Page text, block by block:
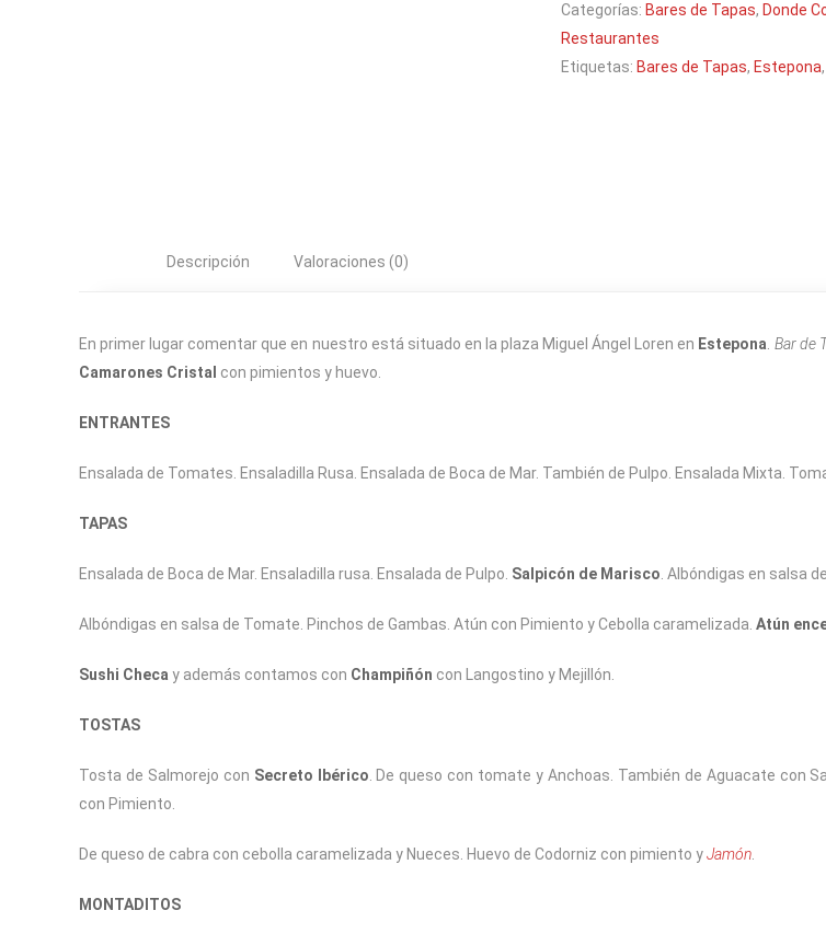
Categorías: Bares de Tapas, Donde
Restaurantes
Etiquetas: Bares de Tapas, Estepona,
Descripción Valoraciones (0)
En primer lugar comentar que en nuestro está situado en la plaza Miguel Ángel Loren en Estepona Bar de
Camarones Cristal con pimientos y huevo.
ENTRANTES
Ensalada de Tomates. Ensaladilla Rusa. Ensalada de Boca de Mar. También de Pulpo. Ensalada Mixta.
TAPAS
Ensalada de Boca de Mar. Ensaladilla rusa. Ensalada de Pulpo. Salpicón de Marisco . Albóndigas en salsa
Albóndigas en salsa de Tomate. Pinchos de Gambas. Atún con Pimiento y Cebolla caramelizada. Atún
Sushi Checa y además contamos con Champiñón con Langostino y Mejillón.
TOSTAS
Tosta de Salmorejo con Secreto Ibérico . De queso con tomate y Anchoas. También de Aguacate con
con Pimiento.
De queso de cabra con cebolla caramelizada y Nueces. Huevo de Codorniz con pimiento yJamón
MONTADITOS